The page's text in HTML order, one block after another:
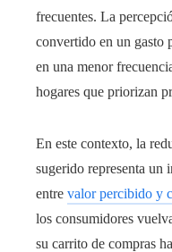
frecuentes. La
convertido en un gasto
en una menor
hogares que priorizan
En este contexto, la
sugerido representa un
entre valor percibido y
los consumidores
su carrito de compras